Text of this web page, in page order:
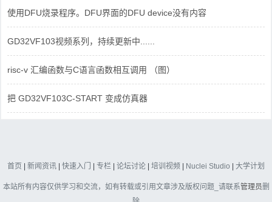
使用DFU烧录程序。DFU界面的DFU device没有内容
GD32VF103视频系列，持续更新中......
risc-v 汇编函数与C语言函数相互调用 （图）
把 GD32VF103C-START 变成仿真器
首页 | 新闻资讯 | 快速入门 | 专栏 | 论坛讨论 | 培训视频 | Nuclei Studio | 大学计划
本站所有内容仅供学习和交流，如有转载或引用文章涉及版权问题_请联系管理员删